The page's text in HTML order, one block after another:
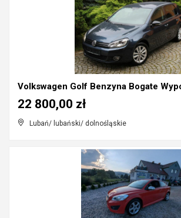
Lubań/ lubański/ dolnośląskie
22 800,00 zł